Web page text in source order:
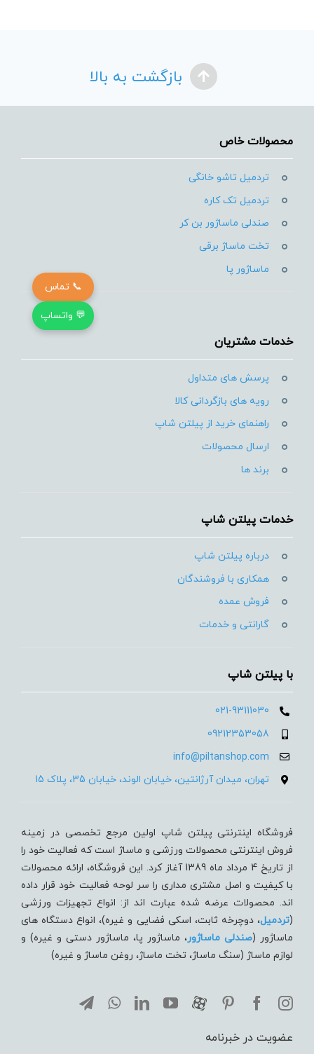
بازگشت به بالا
محصولات خاص
تردمیل تاشو خانگی
تردمیل تک کاره
صندلی ماساژور بن کر
تخت ماساژ برقی
ماساژور پا
خدمات مشتریان
پرسش های متداول
رویه های بازگردانی کالا
راهنمای خرید از پیلتن شاپ
ارسال محصولات
برند ها
خدمات پیلتن شاپ
درباره پیلتن شاپ
همکاری با فروشندگان
فروش عمده
گارانتی و خدمات
با پیلتن شاپ
021-93111030
09212353058
info@piltanshop.com
تهران، میدان آرژانتین، خیابان الوند، خیابان 35، پلاک 15
فروشگاه اینترنتی پیلتن شاپ اولین مرجع تخصصی در زمینه
فروش اینترنتی محصولات ورزشی و ماساژ است که فعالیت خود را
از تاریخ 4 مرداد ماه 1389 آغاز کرد. این فروشگاه، ارائه محصولات
با کیفیت و اصل مشتری مداری را سر لوحه فعالیت خود قرار داده
اند. محصولات عرضه شده عبارت اند از: انواع تجهیزات ورزشی
(تردميل، دوچرخه ثابت، اسکی فضایی و غیره)، انواع دستگاه های
ماساژور (صندلی ماساژور، ماساژور پا، ماساژور دستی و غیره) و
لوازم ماساژ (سنگ ماساژ، تخت ماساژ، روغن ماساژ و غیره)
عضویت در خبرنامه
📞 تماس
💬 واتساپ